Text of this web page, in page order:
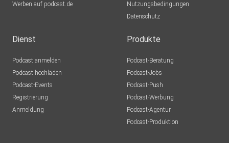
Werben auf podcast.de
Nutzungsbedingungen
Datenschutz
Dienst
Podcast anmelden
Podcast hochladen
Podcast-Events
Registrierung
Anmeldung
Produkte
Podcast-Beratung
Podcast-Jobs
Podcast-Push
Podcast-Werbung
Podcast-Agentur
Podcast-Produktion